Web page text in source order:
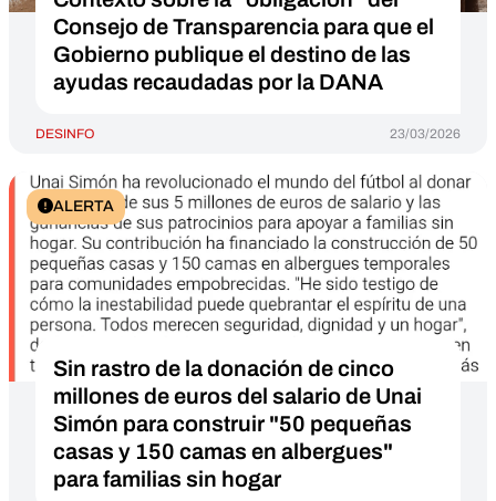
Consejo de Transparencia para que el
Gobierno publique el destino de las
ayudas recaudadas por la DANA
DESINFO 23/03/2026
ALERTA
Sin rastro de la donación de cinco
millones de euros del salario de Unai
Simón para construir "50 pequeñas
casas y 150 camas en albergues"
para familias sin hogar